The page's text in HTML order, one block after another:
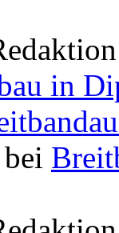
in